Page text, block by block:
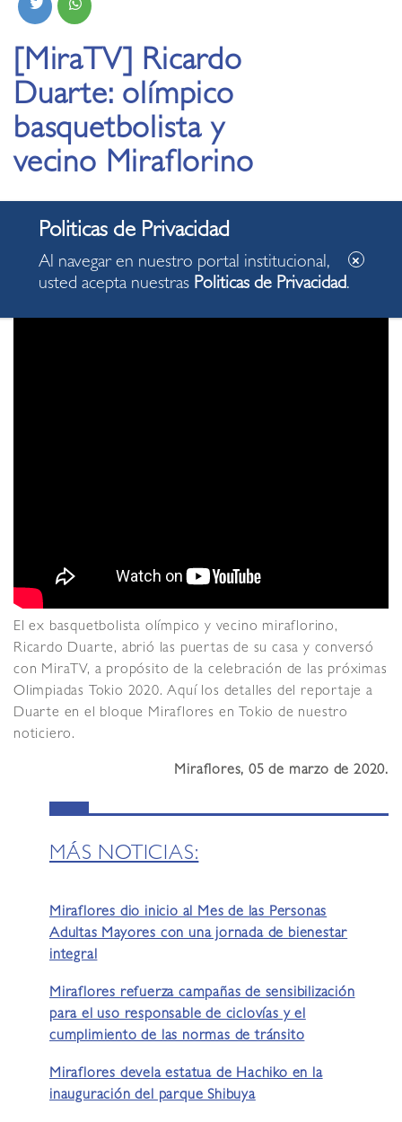
[MiraTV] Ricardo
Duarte: olímpico
basquetbolista y
vecino Miraflorino
05.03.2020
El ex basquetbolista olímpico y vecino miraflorino,
Ricardo Duarte, abrió las puertas de su casa y conversó
con MiraTV, a propósito de la celebración de las próximas
Olimpiadas Tokio 2020. Aquí los detalles del reportaje a
Duarte en el bloque Miraflores en Tokio de nuestro
noticiero.
Miraflores, 05 de marzo de 2020.
MÁS NOTICIAS:
Miraflores dio inicio al Mes de las Personas
Adultas Mayores con una jornada de bienestar
integral
Miraflores refuerza campañas de sensibilización
para el uso responsable de ciclovías y el
cumplimiento de las normas de tránsito
Miraflores devela estatua de Hachiko en la
inauguración del parque Shibuya
Al navegar en nuestro portal institucional,
usted acepta nuestras Politicas de Privacidad.